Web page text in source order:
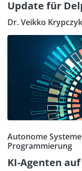
Update für
Dr. Veikko Krypczyk
Autonome
Programmierung
KI-Agenten